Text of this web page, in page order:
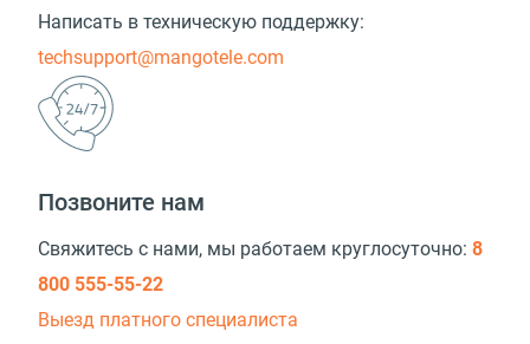
Написать в техническую поддержку:
techsupport@mangotele.com
Позвоните нам
Свяжитесь с нами, мы работаем круглосуточно: 8
800 555-55-22
Выезд платного специалиста